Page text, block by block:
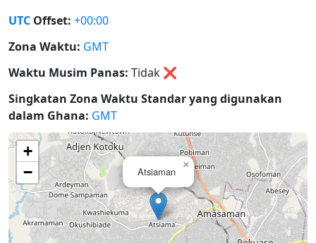
UTC Offset: +00:00
Zona Waktu: GMT
Waktu Musim Panas: Tidak ❌
Singkatan Zona Waktu Standar yang digunakan
dalam Ghana: GMT
Atsiaman
×
+
−